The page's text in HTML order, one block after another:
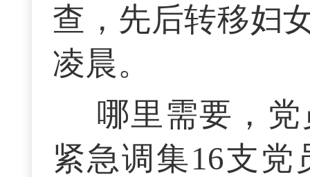
查，先后转移妇
凌晨。
哪里需要，
紧急调集16支